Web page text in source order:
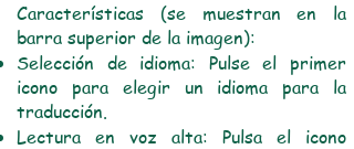
Características (se muestran en la
barra superior de la imagen):
Selección de idioma: Pulse el primer
icono para elegir un idioma para la
traducción.
Lectura en voz alta: Pulsa el icono